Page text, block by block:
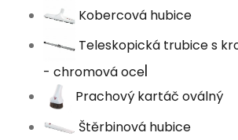
Kobercová hubice
Teleskopická trubice s
- chromová ocel
Prachový kartáč oválný
Štěrbinová hubice